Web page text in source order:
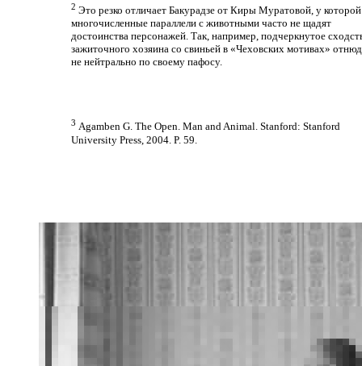
2 Это резко отличает Бакурадзе от Киры Муратовой, у которой
многочисленные параллели с животными часто не щадят
достоинства персонажей. Так, например, подчеркнутое
зажиточного хозяина со свиньей в «Чеховских мотивах»
не нейтрально по своему пафосу.
3 Agamben G. The Open. Man and Animal. Stanford: Stanford
University Press, 2004. P. 59.